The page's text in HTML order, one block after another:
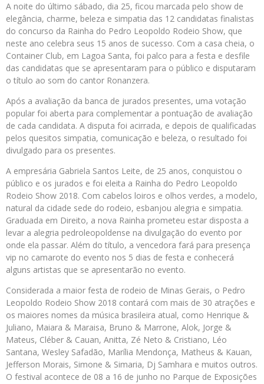
A noite do último sábado, dia 25, ficou marcada pelo show de
elegância, charme, beleza e simpatia das 12 candidatas finalistas
do concurso da Rainha do Pedro Leopoldo Rodeio Show, que
neste ano celebra seus 15 anos de sucesso. Com a casa cheia, o
Container Club, em Lagoa Santa, foi palco para a festa e desfile
das candidatas que se apresentaram para o público e disputaram
o título ao som do cantor Ronanzera.
Após a avaliação da banca de jurados presentes, uma votação
popular foi aberta para complementar a pontuação de avaliação
de cada candidata. A disputa foi acirrada, e depois de qualificadas
pelos quesitos simpatia, comunicação e beleza, o resultado foi
divulgado para os presentes.
A empresária Gabriela Santos Leite, de 25 anos, conquistou o
público e os jurados e foi eleita a Rainha do Pedro Leopoldo
Rodeio Show 2018. Com cabelos loiros e olhos verdes, a modelo,
natural da cidade sede do rodeio, esbanjou alegria e simpatia.
Graduada em Direito, a nova Rainha prometeu estar disposta a
levar a alegria pedroleopoldense na divulgação do evento por
onde ela passar. Além do título, a vencedora fará para presença
vip no camarote do evento nos 5 dias de festa e conhecerá
alguns artistas que se apresentarão no evento.
Considerada a maior festa de rodeio de Minas Gerais, o Pedro
Leopoldo Rodeio Show 2018 contará com mais de 30 atrações e
os maiores nomes da música brasileira atual, como Henrique &
Juliano, Maiara & Maraisa, Bruno & Marrone, Alok, Jorge &
Mateus, Cléber & Cauan, Anitta, Zé Neto & Cristiano, Léo
Santana, Wesley Safadão, Marília Mendonça, Matheus & Kauan,
Jefferson Morais, Simone & Simaria, Dj Samhara e muitos outros.
O festival acontece de 08 a 16 de junho no Parque de Exposições